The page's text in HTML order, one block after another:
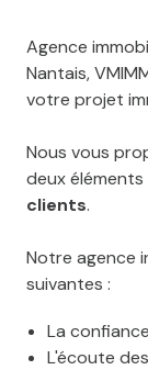
Agence
Nantais,
votre projet
Nous vous
deux éléments
clients.
Notre agence
suivantes :
La
L'écoute